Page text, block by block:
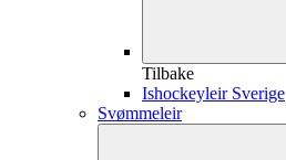
Tilbake
Ishockeyleir Sverige
Svømmeleir